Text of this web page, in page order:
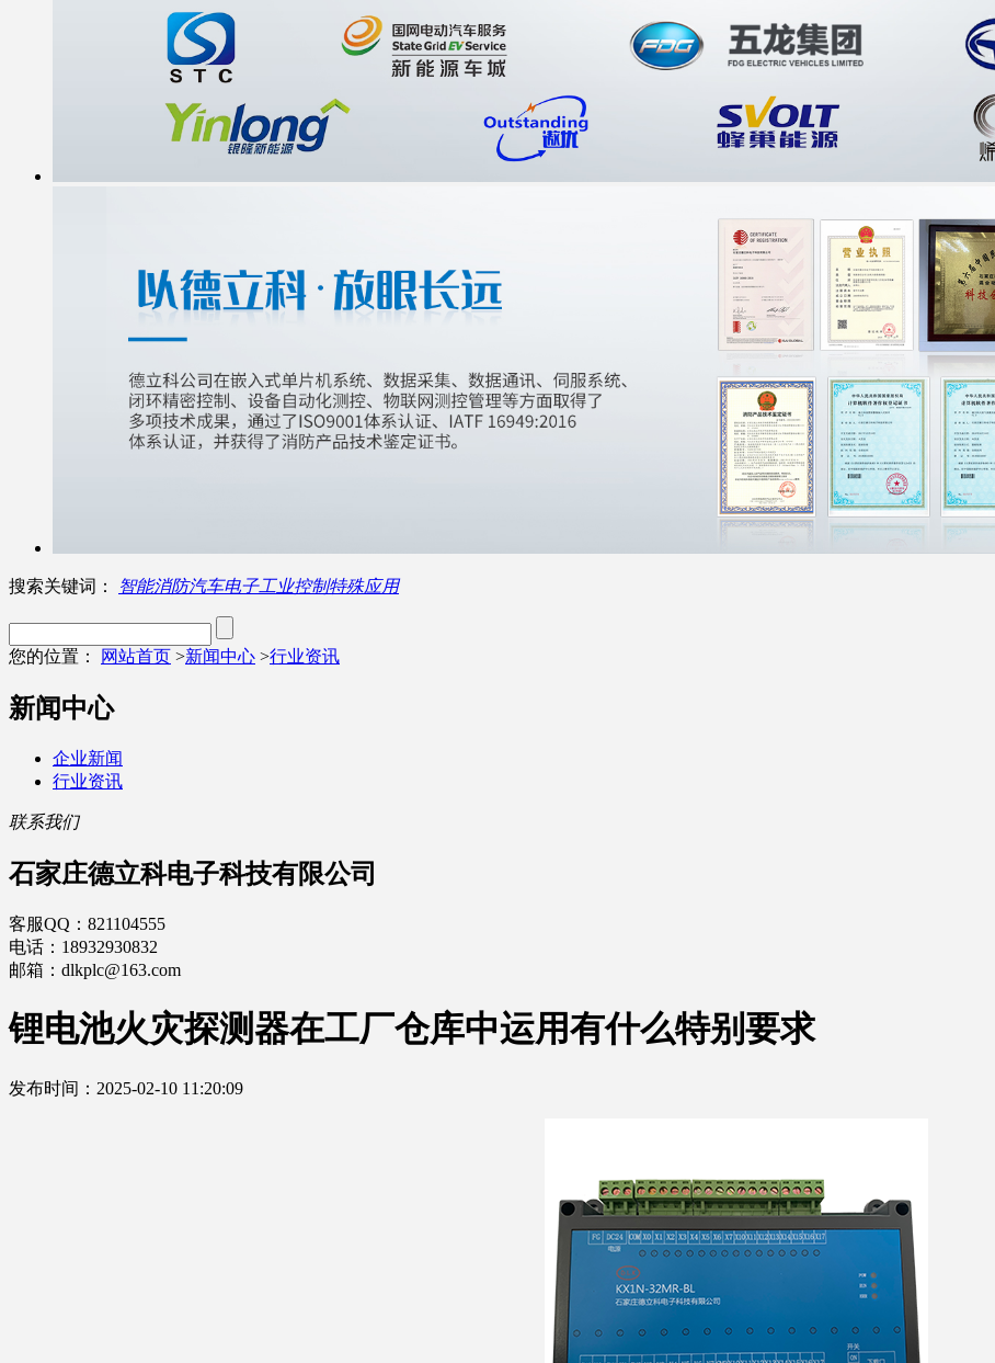
搜索关键词： 智能消防汽车电子工业控制特殊应用
您的位置： 网站首页 >新闻中心 >行业资讯
新闻中心
企业新闻
行业资讯
联系我们
石家庄德立科电子科技有限公司
客服QQ：821104555
电话：18932930832
邮箱：dlkplc@163.com
锂电池火灾探测器在工厂仓库中运用有什么特别要求
发布时间：2025-02-10 11:20:09